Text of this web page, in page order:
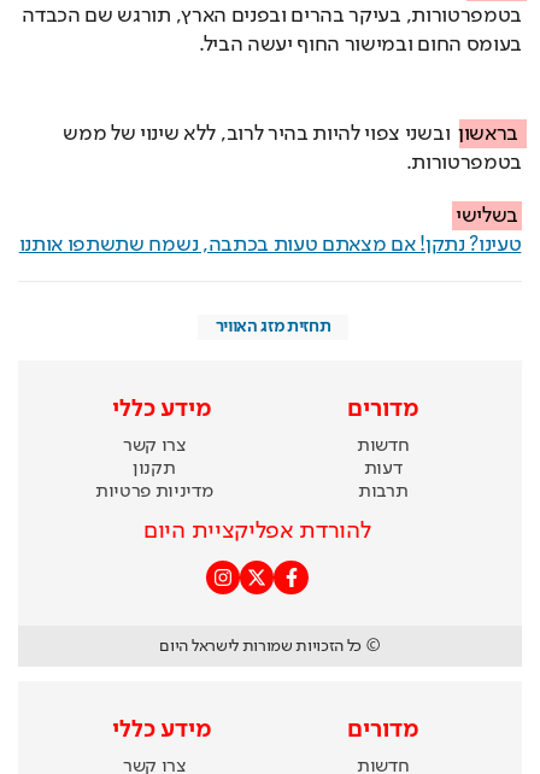
בעומס החום ובמישור החוף יעשה הביל.
בראשון
בטמפרטורות.
בשלישי
טעינו? נתקן! אם מצאתם טעות בכתבה, נשמח שתשתפו אותנו
תחזית מזג האוויר
מדורים
חדשות
דעות
תרבות
מידע כללי
צרו קשר
תקנון
מדיניות פרטיות
להורדת אפליקציית היום
© כל הזכויות שמורות לישראל היום
מדורים
חדשות
מידע כללי
צרו קשר